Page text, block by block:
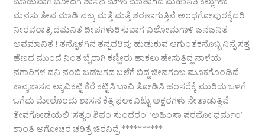
ಮಾಡುವಾಗ ಬೋದಿಗೆ ಶಾಸನ ಮೌನ ಮಾತಾಗಿದೆ ಮಹಾಸತಿ ಕಲ್ಲುಗಳು
ಮನಸು ತೇವ ಮಾಡಿ ನಕ್ಕು ಮತ್ತೆ ಮತ್ತೆ ಶರಣಾಗುತ್ತಿವೆ ಅಂಧಗೋಪುರಕ್ಕೆದರಿ
ನೀರವರಾತ್ರಿ ದಮನಿತ ದೀಪಗಳುರಿಸುವಾಗ ವಿಲೋಮಗಾಳಿ ಜನಜನಿತ
ಅವಮಾನಿತ ! ತನ್ನೊಳಗಿನ ತನ್ನದರಿವು ಹುಡುಕುವ ಆಗುಂತಕನೊಬ್ಬ ನಿನ್ನೆ ಸತ್ತ
ಹೆಣದ ಮುಂದೆ ನಿಂತ ಬೈರಾಗಿ ಕಣ್ಣೀರು ಹಾಕಲು ಹೇಸುತ್ತಿದ್ದ ನಾಳೆಯ
ನಗಾರಿಗಳ ದನಿ ನಂಬಿ ಜಡಜಗದ ಬಲೆಗೆ ಬಿದ್ದ ಜೀನಗಂಬ ಮೂಕಗೊಂಡಿದೆ
ಕಾವ್ಯಶಾಸನ ಲ್ಯಾವಿಕಟ್ಟಿ ಕೆರೆ ಕಟ್ಟಿಸಿ ಬಾವಿ ತೋಡಿಸಿ ಹಂಸರೆಕ್ಕೆ ಮುರಿದು ಒಳಗೆ
ಒಗೆದು ಮೇಲೊಂದು ಶಾಸನ ಕೆತ್ತಿ ಫಲಕವಿಟ್ಟು ಅಕ್ಷರಗಳು ನೇತಾಡುತ್ತಿವೆ
ತೇವಗೋಡೆಯಲಿ ‘ಸತ್ಯಂ ಶಿವಂ ಸುಂದರಂ’ ‘ಅಹಿಂಸಾ ಪರಮೋ ಧರ್ಮಂ’
ಶಾಂತಿ ಅಗೋಚರ ಚರಿತ್ರೆ ಚಿರನಿದ್ರೆ **********